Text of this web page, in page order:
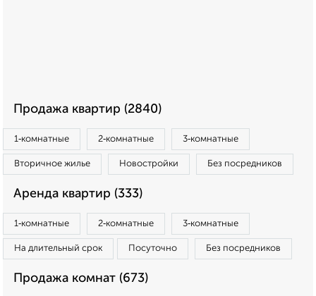
Продажа квартир (2840)
1‑комнатные 2‑комнатные 3‑комнатные
Вторичное жилье Новостройки Без посредников
Аренда квартир (333)
1‑комнатные 2‑комнатные 3‑комнатные
На длительный срок Посуточно Без посредников
Продажа комнат (673)